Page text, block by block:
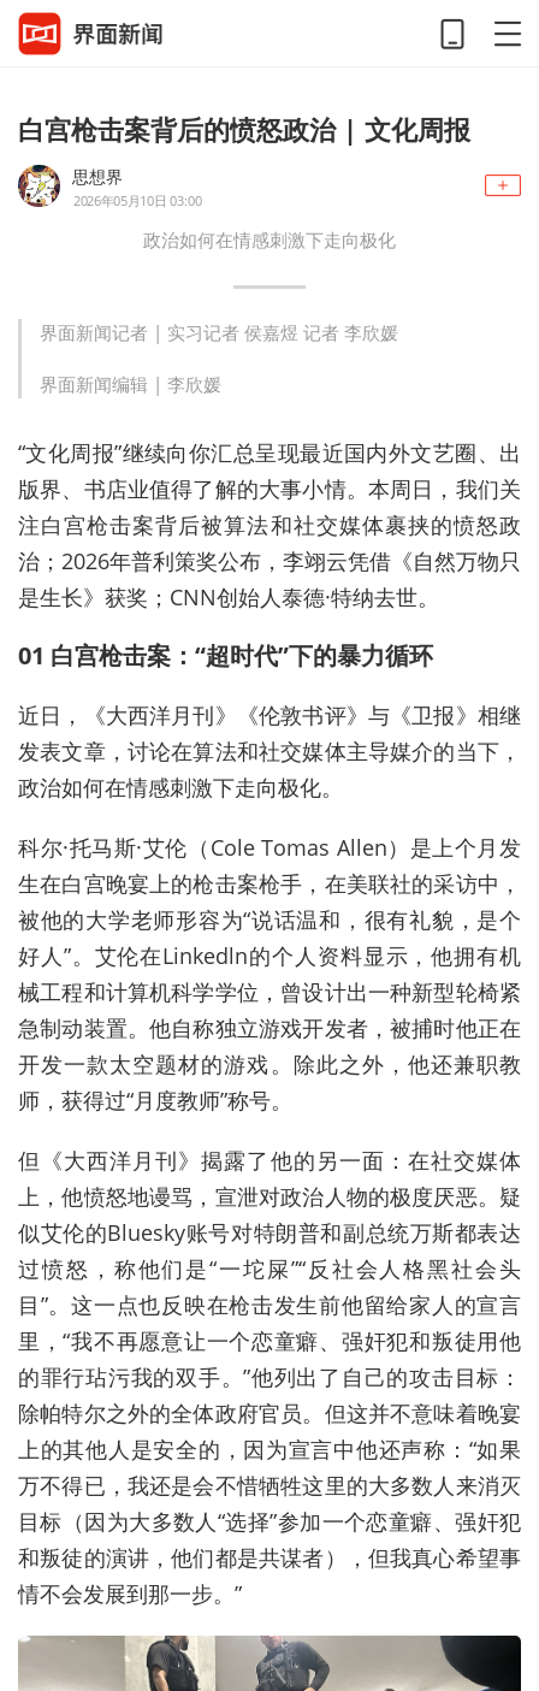
白宫枪击案背后的愤怒政治 | 文化周报
思想界
2026年05月10日 03:00
政治如何在情感刺激下走向极化
界面新闻记者 | 实习记者 侯嘉煜 记者 李欣媛
界面新闻编辑 | 李欣媛
“文化周报”继续向你汇总呈现最近国内外文艺圈、出
版界、书店业值得了解的大事小情。本周日，我们关
注白宫枪击案背后被算法和社交媒体裹挟的愤怒政
治；2026年普利策奖公布，李翊云凭借《自然万物只
是生长》获奖；CNN创始人泰德·特纳去世。
01 白宫枪击案：“超时代”下的暴力循环
近日，《大西洋月刊》《伦敦书评》与《卫报》相继
发表文章，讨论在算法和社交媒体主导媒介的当下，
政治如何在情感刺激下走向极化。
科尔·托马斯·艾伦（Cole Tomas Allen）是上个月发
生在白宫晚宴上的枪击案枪手，在美联社的采访中，
被他的大学老师形容为“说话温和，很有礼貌，是个
好人”。艾伦在Linkedln的个人资料显示，他拥有机
械工程和计算机科学学位，曾设计出一种新型轮椅紧
急制动装置。他自称独立游戏开发者，被捕时他正在
开发一款太空题材的游戏。除此之外，他还兼职教
师，获得过“月度教师”称号。
但《大西洋月刊》揭露了他的另一面：在社交媒体
上，他愤怒地谩骂，宣泄对政治人物的极度厌恶。疑
似艾伦的Bluesky账号对特朗普和副总统万斯都表达
过愤怒，称他们是“一坨屎”“反社会人格黑社会头
目”。这一点也反映在枪击发生前他留给家人的宣言
里，“我不再愿意让一个恋童癖、强奸犯和叛徒用他
的罪行玷污我的双手。”他列出了自己的攻击目标：
除帕特尔之外的全体政府官员。但这并不意味着晚宴
上的其他人是安全的，因为宣言中他还声称：“如果
万不得已，我还是会不惜牺牲这里的大多数人来消灭
目标（因为大多数人“选择”参加一个恋童癖、强奸犯
和叛徒的演讲，他们都是共谋者），但我真心希望事
情不会发展到那一步。”